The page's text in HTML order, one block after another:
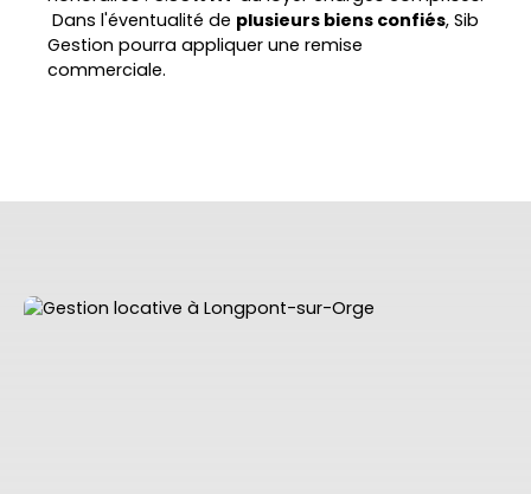
Dans l'éventualité de plusieurs biens confiés, Sib
Gestion pourra appliquer une remise
commerciale.